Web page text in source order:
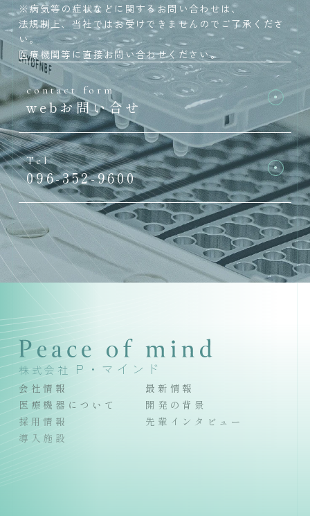
※病気等の症状などに関するお問い合わせは、
法規制上、当社ではお受けできませんのでご了承くださ
い。
医療機関等に直接お問い合わせください。
contact form
webお問い合せ
Tel
096-352-9600
株式会社 P・マインド
会社情報
最新情報
医療機器について
開発の背景
採用情報
先輩インタビュー
導入施設